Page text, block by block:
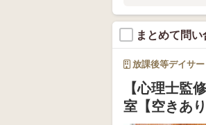
まとめて問
放課後等デイサ
【心理士監
室【空きあ